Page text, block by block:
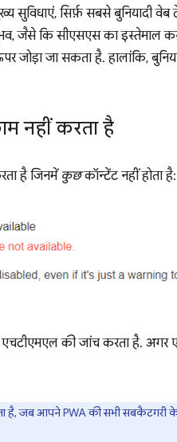
सिर्फ़ सबसे बुनियादी वेब
जैसे कि सीएसएस का इस्तेमाल
जोड़ा जा सकता है. हालांकि,
नहीं करता है
है जिनमें कुछकॉन्टेंट नहीं होता है:
की जांच करता है. अगर
है, जब आपने PWA की सभी सबकैटगरी